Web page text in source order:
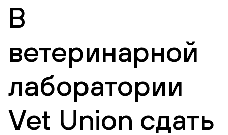
В
ветеринарной
лаборатории
Vet Union сдать